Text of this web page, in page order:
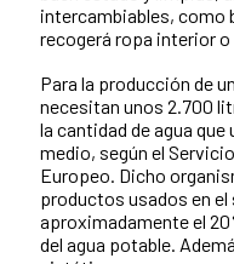
intercambiables, como
recogerá ropa interior
Para la producción de
necesitan unos 2.700
la cantidad de agua que
medio, según el
Europeo. Dicho
productos usados en
aproximadamente el
del agua potable.